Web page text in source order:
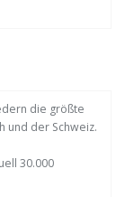
die größte
und der Schweiz.
30.000